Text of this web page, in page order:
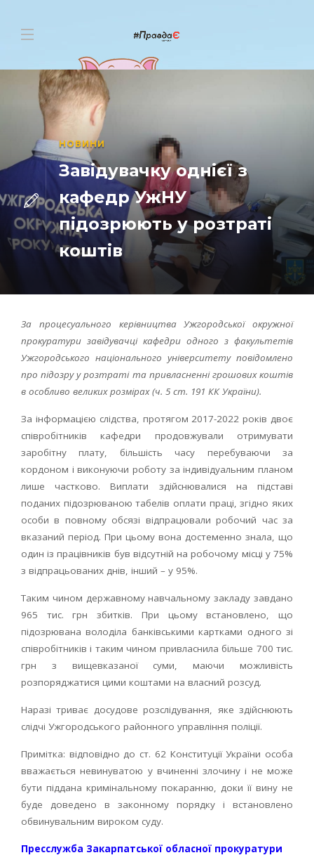
НОВИНИ
Завідувачку однієї з
кафедр УжНУ
підозрюють у розтраті
коштів
За процесуального керівництва Ужгородської окружної
прокуратури завідувачці кафедри одного з факультетів
Ужгородського національного університету повідомлено
про підозру у розтраті та привласненні грошових коштів
в особливо великих розмірах (ч. 5 ст. 191 КК України).
За інформацією слідства, протягом 2017-2022 років двоє
співробітників кафедри продовжували отримувати
заробітну плату, більшість часу перебуваючи за
кордоном і виконуючи роботу за індивідуальним планом
лише частково. Виплати здійснювалися на підставі
поданих підозрюваною табелів оплати праці, згідно яких
особи в повному обсязі відпрацювали робочий час за
вказаний період. При цьому вона достеменно знала, що
один із працівників був відсутній на робочому місці у 75%
з відпрацьованих днів, інший – у 95%.
Таким чином державному навчальному закладу завдано
965 тис. грн збитків. При цьому встановлено, що
підозрювана володіла банківськими картками одного зі
співробітників і таким чином привласнила більше 700 тис.
грн з вищевказаної суми, маючи можливість
розпоряджатися цими коштами на власний розсуд.
Наразі триває досудове розслідування, яке здійснюють
слідчі Ужгородського районного управління поліції.
Примітка: відповідно до ст. 62 Конституції України особа
вважається невинуватою у вчиненні злочину і не може
бути піддана кримінальному покаранню, доки її вину не
буде доведено в законному порядку і встановлено
обвинувальним вироком суду.
Пресслужба Закарпатської обласної прокуратури